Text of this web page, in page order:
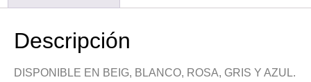
Descripción
DISPONIBLE EN BEIG, BLANCO, ROSA, GRIS Y AZUL.